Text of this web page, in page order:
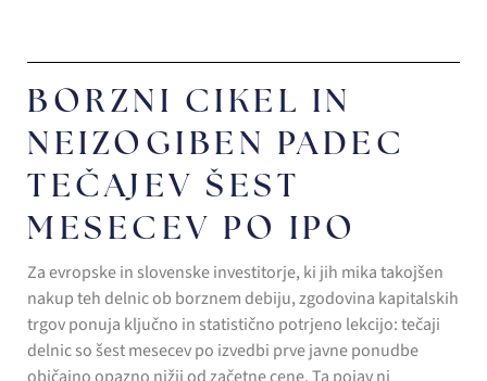
BORZNI CIKEL IN
NEIZOGIBEN PADEC
TEČAJEV ŠEST
MESECEV PO IPO
Za evropske in slovenske investitorje, ki jih mika takojšen
nakup teh delnic ob borznem debiju, zgodovina kapitalskih
trgov ponuja ključno in statistično potrjeno lekcijo: tečaji
delnic so šest mesecev po izvedbi prve javne ponudbe
običajno opazno nižji od začetne cene. Ta pojav ni